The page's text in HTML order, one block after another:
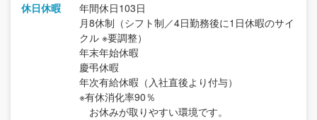
休日休暇
年間休日103日
月8休制（シフト制／4日勤務後に1日休暇のサイ
クル ※要調整）
年末年始休暇
慶弔休暇
年次有給休暇（入社直後より付与）
※有休消化率90％
お休みが取りやすい環境です。